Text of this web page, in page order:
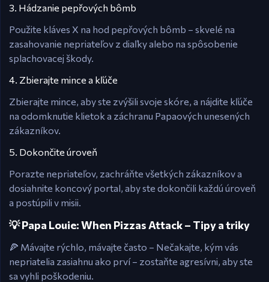
3. Hádzanie pepřových bômb
Použite kláves X na hod pepřových bômb – skvelé na
zasahovanie nepriateľov z diaľky alebo na spôsobenie
splachovacej škody.
4. Zbierajte mince a kľúče
Zbierajte mince, aby ste zvýšili svoje skóre, a nájdite kľúče
na odomknutie klietok a záchranu Papaových unesených
zákazníkov.
5. Dokončite úroveň
Porazte nepriateľov, zachráňte všetkých zákazníkov a
dosiahnite koncový portal, aby ste dokončili každú úroveň
a postúpili v misii.
💡 Papa Louie: When Pizzas Attack – Tipy a triky
🍕 Mávajte rýchlo, mávajte často – Nečakajte, kým vás
nepriatelia zasiahnu ako prví – zostaňte agresívni, aby ste
sa vyhli poškodeniu.